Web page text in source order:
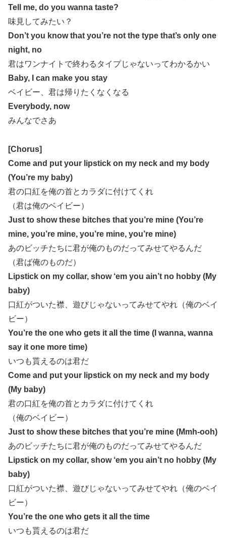
Tell me, do you wanna taste?
味見してみたい？
Don’t you know that you’re not the type that’s only one
night, no
君はワンナイトで終わるタイプじゃないってわかるかい
Baby, I can make you stay
ベイビー、君は帰りたくなくなる
Everybody, now
みんなでさあ
[Chorus]
Come and put your lipstick on my neck and my body
(You’re my baby)
君の口紅を俺の首とカラダに付けてくれ
（君は俺のベイビー）
Just to show these bitches that you’re mine (You’re
mine, you’re mine, you’re mine, you’re mine)
あのビッチたちに君が俺のものだってみせてやるんだ
（君ば俺のものだ）
Lipstick on my collar, show ‘em you ain’t no hobby (My
baby)
口紅がついた襟、遊びじゃないってみせてやれ（俺のベイ
ビー）
You’re the one who gets it all the time (I wanna, wanna
say it one more time)
いつも貰えるのは君だ
Come and put your lipstick on my neck and my body
(My baby)
君の口紅を俺の首とカラダに付けてくれ
（俺のベイビー）
Just to show these bitches that you’re mine (Mmh-ooh)
あのビッチたちに君が俺のものだってみせてやるんだ
Lipstick on my collar, show ‘em you ain’t no hobby (My
baby)
口紅がついた襟、遊びじゃないってみせてやれ（俺のベイ
ビー）
You’re the one who gets it all the time
いつも貰えるのは君だ